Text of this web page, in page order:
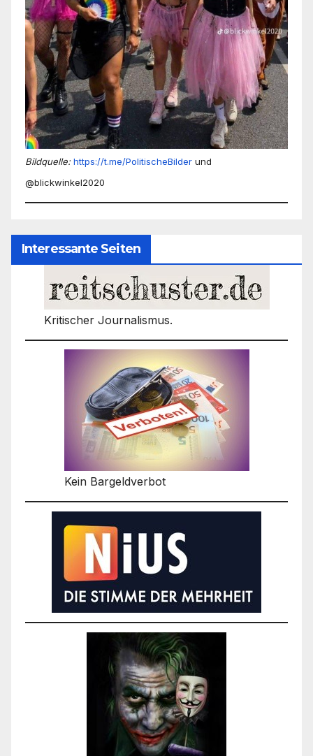
Bildquelle: https://t.me/PolitischeBilder und
@blickwinkel2020
Interessante Seiten
Kritischer Journalismus.
Kein Bargeldverbot